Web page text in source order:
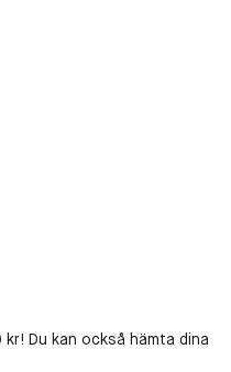
Du kan också hämta dina